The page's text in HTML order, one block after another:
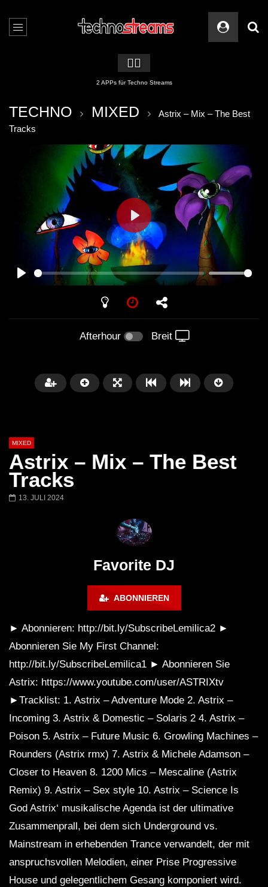
🏳️‍🌈
2 APPs für Techno Streams
TECHNO MIXED
Astrix – Mix – The Best
Tracks
PLAY
PLAY
Afterhour Breit
MIXED
Astrix – Mix – The Best
Tracks
13. JULI 2024
Favorite DJ
ABONNIEREN
► Abonnieren: http://bit.ly/SubscribeLemilica2 ►
Abonnieren Sie My First Channel:
http://bit.ly/SubscribeLemilica1 ► Abonnieren Sie
Astrix: https://www.youtube.com/user/ASTRIXtv
►Tracklist: 1. Astrix – Adventure Mode 2. Astrix –
Incoming 3. Astrix & Domestic – Solaris 2 4. Astrix –
Poison 5. Astrix – Future Music 6. Growling Machines –
Rounders (Astrix rmx) 7. Astrix & Michele Adamson –
Closer to Heaven 8. 1200 Mics – Mescaline (Astrix
Remix) 9. Astrix – Sex style 10. Astrix – Science Is
God Astrix‘ musikalische Agenda ist der ultimative
Zusammenprall, bei dem sich Underground vs.
Mainstream in erhebenden Trance verwandelt, der mit
anspruchsvollen Melodien, einer Prise Progressive
House und gelegentlichem Gesang komponiert wird.